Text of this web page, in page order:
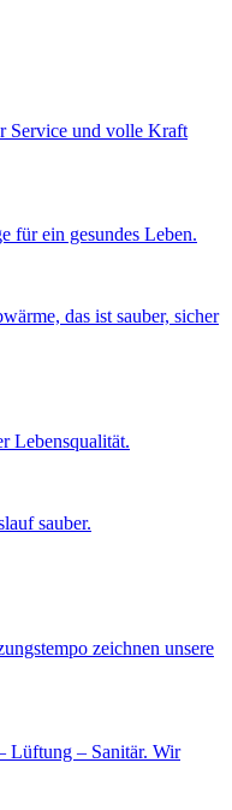
Service und volle Kraft
für ein gesundes Leben.
das ist sauber, sicher
Lebensqualität.
sauber.
zeichnen unsere
– Sanitär. Wir